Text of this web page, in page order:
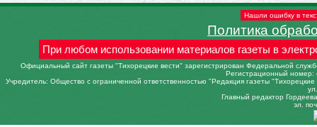
Нашли ошибку в
Политика
При любом использовании материалов газеты в
Официальный сайт газеты "Тихорецкие вести" зарегистрирован Федеральной
Регистрационный
Учредитель: Общество с ограниченной ответственностью "Редакция газеты
Главный редактор
эл.